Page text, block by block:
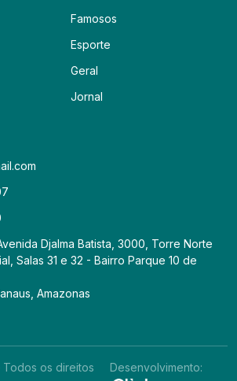
Famosos
Esporte
Geral
Jornal
Djalma Batista, 3000, Torre Norte
Salas 31 e 32 - Bairro Parque 10 de
Amazonas
Todos os direitos
Desenvolvimento: